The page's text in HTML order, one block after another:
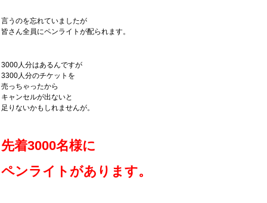
言うのを忘れていましたが
皆さん全員にペンライトが配られます。
3000人分はあるんですが
3300人分のチケットを
売っちゃったから
キャンセルが出ないと
足りないかもしれませんが。
先着3000名様に
ペンライトがあります。